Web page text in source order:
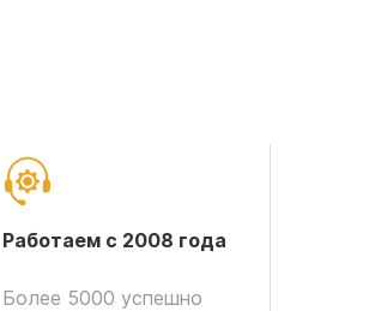
Работаем с 2008 года
Более 5000 успешно